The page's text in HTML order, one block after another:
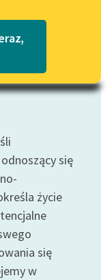
w formacie PDF
się
życie
się
w